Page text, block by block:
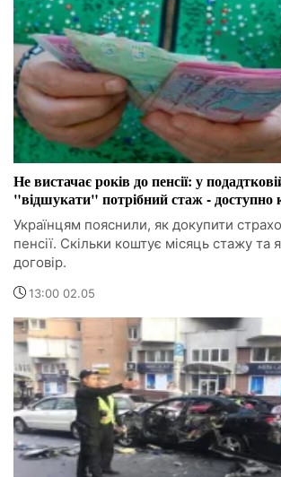
Не вистачає років до пенсії: у
"відшукати" потрібний стаж -
Українцям пояснили, як докупити
пенсії. Скільки коштує місяць стажу та
договір.
13:00 02.05